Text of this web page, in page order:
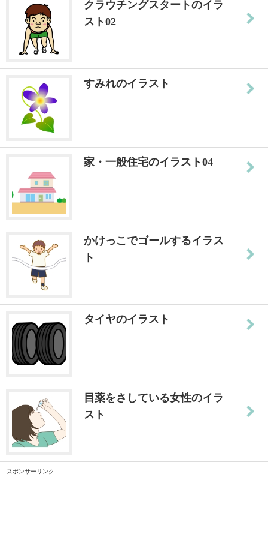
クラウチングスタートのイラ
スト02
すみれのイラスト
家・一般住宅のイラスト04
かけっこでゴールするイラス
ト
タイヤのイラスト
目薬をさしている女性のイラ
スト
スポンサーリンク